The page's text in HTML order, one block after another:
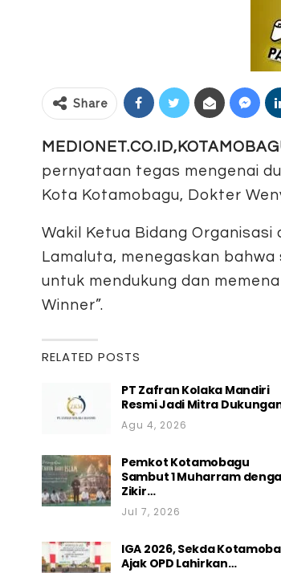
Share
pernyataan tegas mengenai
Kota Kotamobagu, Dokter
Wakil Ketua Bidang
Lamaluta, menegaskan
untuk mendukung dan
Winner”.
RELATED POSTS
PT Zafran Kolaka Mandiri
Resmi Jadi Mitra
Agu 4, 2026
Pemkot Kotamobagu
Sambut 1 Muharram
Zikir…
Jul 7, 2026
IGA 2026, Sekda
Ajak OPD Lahirkan…